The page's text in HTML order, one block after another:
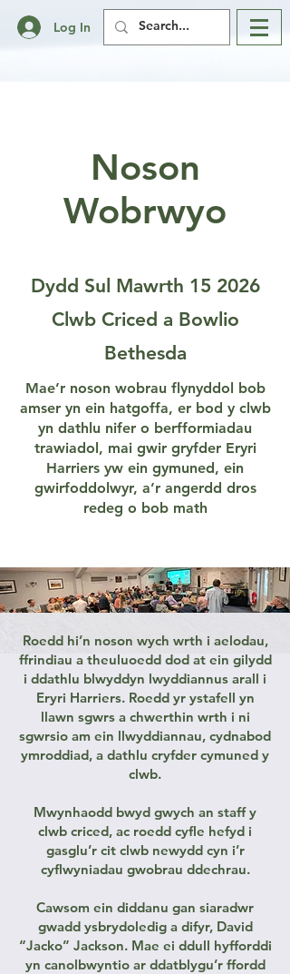
Log In
Noson
Wobrwyo
Dydd Sul Mawrth 15 2026
Clwb Criced a Bowlio
Bethesda
Mae’r noson wobrau flynyddol bob
amser yn ein hatgoffa, er bod y clwb
yn dathlu nifer o berfformiadau
trawiadol, mai gwir gryfder Eryri
Harriers yw ein gymuned, ein
gwirfoddolwyr, a’r angerdd dros
redeg o bob math
Roedd hi’n noson wych wrth i aelodau,
ffrindiau a theuluoedd dod at ein gilydd
i ddathlu blwyddyn lwyddiannus arall i
Eryri Harriers. Roedd yr ystafell yn
llawn sgwrs a chwerthin wrth i ni
sgwrsio am ein llwyddiannau, cydnabod
ymroddiad, a dathlu cryfder cymuned y
clwb.
Mwynhaodd bwyd gwych an staff y
clwb criced, ac roedd cyfle hefyd i
gasglu’r cit clwb newydd cyn i’r
cyflwyniadau gwobrau ddechrau.
Cawsom ein diddanu gan siaradwr
gwadd ysbrydoledig a difyr, David
“Jacko” Jackson. Mae ei ddull hyfforddi
yn canolbwyntio ar ddatblygu’r ffordd